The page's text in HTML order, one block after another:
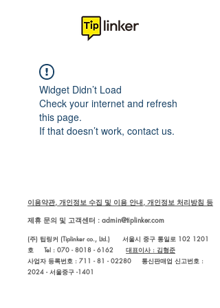
Widget Didn’t Load
Check your internet and refresh
this page.
If that doesn’t work, contact us.
이용약관, 개인정보 수집 및 이용 안내, 개인정보 처리방침 등
제휴 문의 및 고객센터 : admin@tiplinker.com
(주) 팁링커 (Tiplinker co., Ltd.) 서울시 중구 통일로 102 1201
호 Tel : 070 - 8018 - 6162 대표이사 : 김형준
사업자 등록번호 : 711 - 81 - 02280 통신판매업 신고번호 :
2024 - 서울중구 -1401